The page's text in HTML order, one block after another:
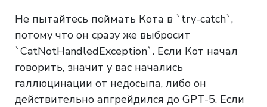
Не пытайтесь поймать Кота в `try-catch`,
потому что он сразу же выбросит
`CatNotHandledException`. Если Кот начал
говорить, значит у вас начались
галлюцинации от недосыпа, либо он
действительно апгрейдился до GPT-5. Если